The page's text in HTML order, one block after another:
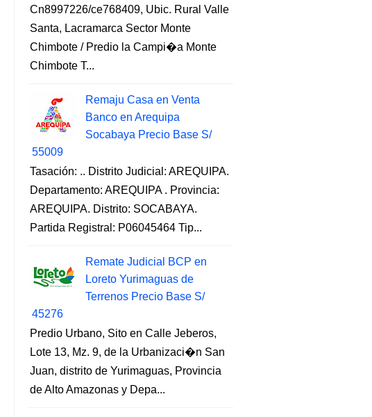
Cn8997226/ce768409, Ubic. Rural Valle
Santa, Lacramarca Sector Monte
Chimbote / Predio la Campi�a Monte
Chimbote T...
Remaju Casa en Venta
Banco en Arequipa
Socabaya Precio Base S/
55009
Tasación: .. Distrito Judicial: AREQUIPA.
Departamento: AREQUIPA . Provincia:
AREQUIPA. Distrito: SOCABAYA.
Partida Registral: P06045464 Tip...
Remate Judicial BCP en
Loreto Yurimaguas de
Terrenos Precio Base S/
45276
Predio Urbano, Sito en Calle Jeberos,
Lote 13, Mz. 9, de la Urbanizaci�n San
Juan, distrito de Yurimaguas, Provincia
de Alto Amazonas y Depa...